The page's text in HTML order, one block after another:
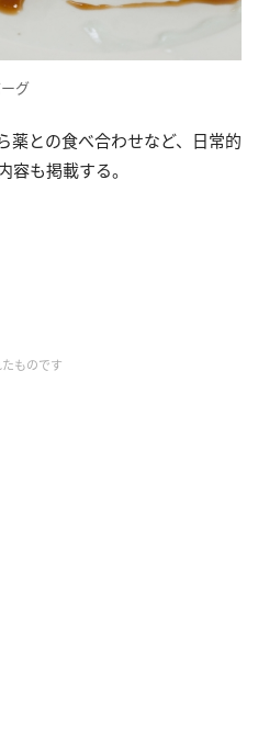
グ
薬との食べ合わせなど、日常的
容も掲載する。
ものです